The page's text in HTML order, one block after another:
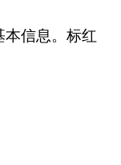
信息。标红